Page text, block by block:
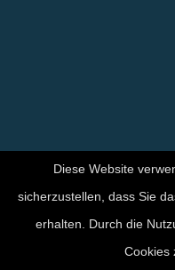
Diese Website
sicherzustellen, dass Sie
erhalten. Durch die
Cookies